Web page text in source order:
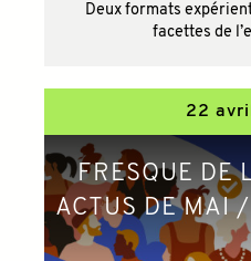
Deux formats
facettes de
22
FRESQUE DE
ACTUS DE MAI